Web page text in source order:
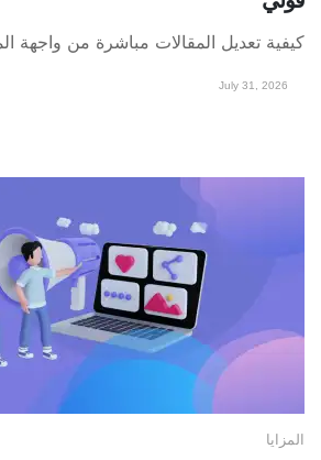
كيفية تعديل المقالات مباشرة من واجهة
July 31, 2026
المزايا